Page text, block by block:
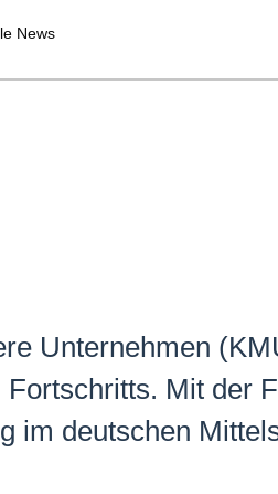
News
Unternehmen
Mit der
im deutschen